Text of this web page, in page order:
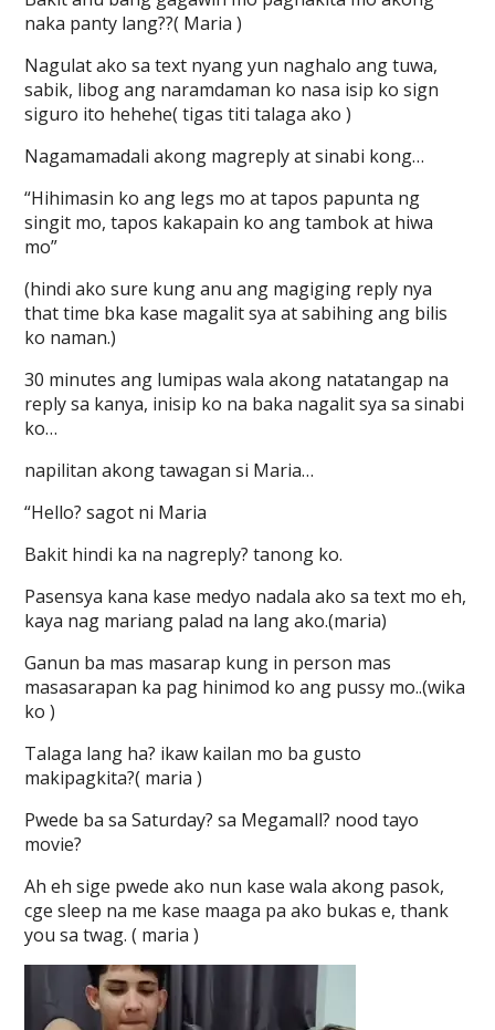
naka panty lang??( Maria )
Nagulat ako sa text nyang yun naghalo ang tuwa,
sabik, libog ang naramdaman ko nasa isip ko sign
siguro ito hehehe( tigas titi talaga ako )
Nagamamadali akong magreply at sinabi kong…
“Hihimasin ko ang legs mo at tapos papunta ng
singit mo, tapos kakapain ko ang tambok at hiwa
mo”
(hindi ako sure kung anu ang magiging reply nya
that time bka kase magalit sya at sabihing ang bilis
ko naman.)
30 minutes ang lumipas wala akong natatangap na
reply sa kanya, inisip ko na baka nagalit sya sa sinabi
ko…
napilitan akong tawagan si Maria…
“Hello? sagot ni Maria
Bakit hindi ka na nagreply? tanong ko.
Pasensya kana kase medyo nadala ako sa text mo eh,
kaya nag mariang palad na lang ako.(maria)
Ganun ba mas masarap kung in person mas
masasarapan ka pag hinimod ko ang pussy mo..(wika
ko )
Talaga lang ha? ikaw kailan mo ba gusto
makipagkita?( maria )
Pwede ba sa Saturday? sa Megamall? nood tayo
movie?
Ah eh sige pwede ako nun kase wala akong pasok,
cge sleep na me kase maaga pa ako bukas e, thank
you sa twag. ( maria )